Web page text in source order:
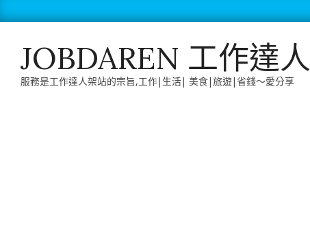
to
JOBDAREN 工作達人
服務是工作達人架站的宗旨,工作|生活| 美食|旅遊|省錢～愛分享